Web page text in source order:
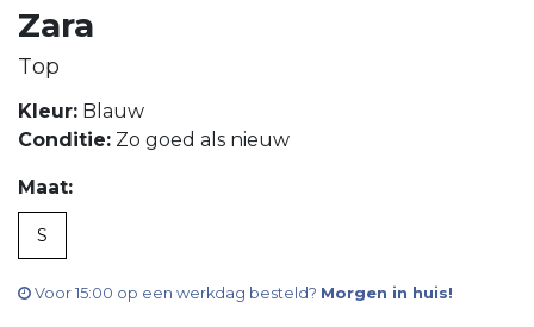
Zara
Top
Kleur: Blauw
Conditie: Zo goed als nieuw
Maat:
S
Voor 15:00 op een werkdag besteld? Morgen in huis!